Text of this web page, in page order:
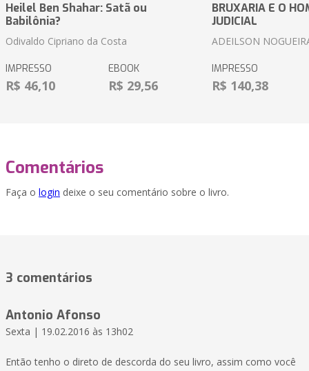
Heilel Ben Shahar: Satã ou
Babilônia?
Odivaldo Cipriano da Costa
IMPRESSO
R$ 46,10
EBOOK
R$ 29,56
BRUXARIA E O
JUDICIAL
ADEILSON
IMPRESSO
R$ 140,38
Comentários
Faça o login deixe o seu comentário sobre o livro.
3 comentários
Antonio Afonso
Sexta | 19.02.2016 às 13h02
Então tenho o direto de descorda do seu livro, assim como você